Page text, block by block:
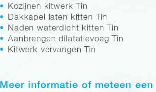
Kozijnen kitwerk Tin
Dakkapel laten kitten Tin
Naden waterdicht kitten Tin
Aanbrengen dilatatievoeg Tin
Kitwerk vervangen Tin
Meer informatie of meteen een